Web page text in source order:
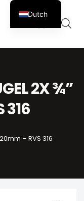
0
2X ¾”
316
– RVS 316
Dutch